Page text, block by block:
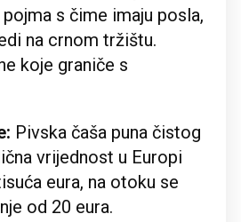
s čime imaju posla,
na crnom tržištu.
koje graniče s
Pivska čaša puna čistog
vrijednost u Europi
eura, na otoku se
od 20 eura.